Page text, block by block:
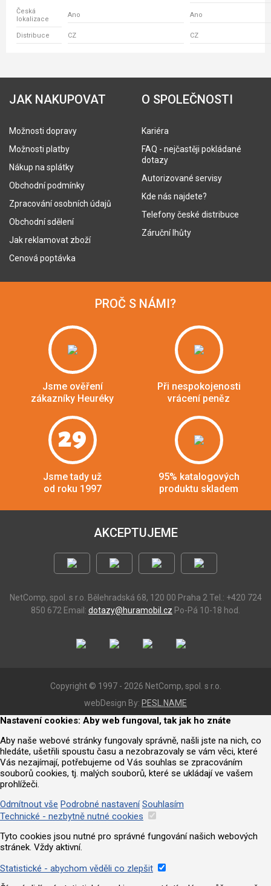
Česká
lokalizace
Ano Ano
Distribuce CZ CZ
JAK NAKUPOVAT
Možnosti dopravy
Možnosti platby
Nákup na splátky
Obchodní podmínky
Zpracování osobních údajů
Obchodní sdělení
Jak reklamovat zboží
Cenová poptávka
O SPOLEČNOSTI
Kariéra
FAQ - nejčastěji pokládané
dotazy
Autorizované servisy
Kde nás najdete?
Telefony české distribuce
Záruční lhůty
PROČ S NÁMI?
Jsme ověření
zákazníky Heuréky
Při nespokojenosti
vrácení peněz
29
Jsme tady už
od roku 1997
95% katalogových
produktu skladem
AKCEPTUJEME
NetComp, spol. s r.o. Bělehradská 68, 120 00 Praha 2 Tel.: +420 724
850 672 Email: dotazy@huramobil.cz Po-Pá 10-18 hod.
Copyright © 1997 - 2026 NetComp, spol. s r.o.
webDesign By: PESL.NAME
Nastavení cookies: Aby web fungoval, tak jak ho znáte
Aby naše webové stránky fungovaly správně, našli jste na nich, co
hledáte, ušetřili spoustu času a nezobrazovaly se vám věci, které
Vás nezajímají, potřebujeme od Vás souhlas se zpracováním
souborů cookies, tj. malých souborů, které se ukládají ve vašem
prohlížeči.
Odmítnout vše Podrobné nastavení Souhlasím
Technické - nezbytně nutné cookies
Tyto cookies jsou nutné pro správné fungování našich webových
stránek. Vždy aktivní.
Statistické - abychom věděli co zlepšit